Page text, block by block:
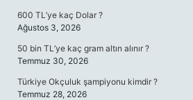
600 TL’ye kaç Dolar ?
Ağustos 3, 2026
50 bin TL’ye kaç gram altın alınır ?
Temmuz 30, 2026
Türkiye Okçuluk şampiyonu kimdir ?
Temmuz 28, 2026